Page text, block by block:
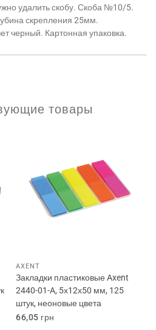
удалить скобу. Скоба №10/5.
скрепления 25мм.
черный. Картонная упаковка.
товары
AXENT
Закладки пластиковые Axent
2440-01-A, 5х12х50 мм, 125
штук, неоновые цвета
Обычная
66,05 грн